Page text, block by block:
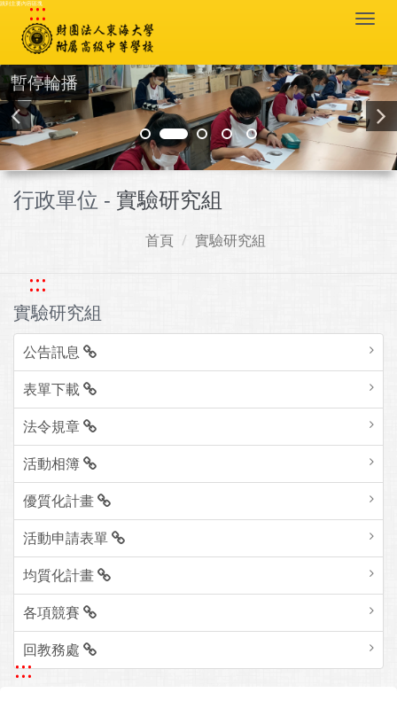
跳到主要內容區塊
:::
暫停輪播
行政單位 - 實驗研究組
首頁 實驗研究組
:::
實驗研究組
公告訊息
表單下載
法令規章
活動相簿
優質化計畫
活動申請表單
均質化計畫
各項競賽
回教務處
:::